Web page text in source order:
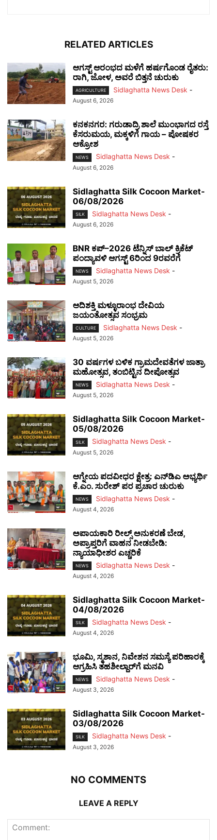
RELATED ARTICLES
ಆಗಸ್ಟ್ ಆರಂಭದ ಮಳೆಗೆ ಹರ್ಷಗೊಂಡ ರೈತರು:
ರಾಗಿ, ಜೋಳ, ಅವರೆ ಬಿತ್ತನೆ ಚುರುಕು
AGRICULTURE Sidlaghatta News Desk -
August 6, 2026
ಕನಕನಗರ: ಗರುಡಾದ್ರಿ ಶಾಲೆ ಮುಂಭಾಗದ ರಸ್ತೆ
ಕೆಸರುಮಯ, ಮಕ್ಕಳಿಗೆ ಗಾಯ – ಪೋಷಕರ
ಆಕ್ರೋಶ
NEWS Sidlaghatta News Desk -
August 6, 2026
Sidlaghatta Silk Cocoon Market-
06/08/2026
SILK Sidlaghatta News Desk -
August 6, 2026
BNR ಕಪ್–2026 ಟೆನ್ನಿಸ್ ಬಾಲ್ ಕ್ರಿಕೆಟ್
ಪಂದ್ಯಾವಳಿ ಆಗಸ್ಟ್ 6ರಿಂದ 9ರವರೆಗೆ
NEWS Sidlaghatta News Desk -
August 5, 2026
ಆದಿಶಕ್ತಿ ಮಳ್ಳೂರಾಂಭ ದೇವಿಯ
ಜಯಂತೋತ್ಸವ ಸಂಭ್ರಮ
CULTURE Sidlaghatta News Desk -
August 5, 2026
30 ವರ್ಷಗಳ ಬಳಿಕ ಗ್ರಾಮದೇವತೆಗಳ ಜಾತ್ರಾ
ಮಹೋತ್ಸವ, ತಂಬಿಟ್ಟಿನ ದೀಪೋತ್ಸವ
NEWS Sidlaghatta News Desk -
August 5, 2026
Sidlaghatta Silk Cocoon Market-
05/08/2026
SILK Sidlaghatta News Desk -
August 5, 2026
ಆಗ್ನೇಯ ಪದವೀಧರ ಕ್ಷೇತ್ರ: ಎನ್‌ಡಿಎ ಅಭ್ಯರ್ಥಿ
ಕೆ.ಎಂ. ಸುರೇಶ್ ಪರ ಪ್ರಚಾರ ಚುರುಕು
NEWS Sidlaghatta News Desk -
August 4, 2026
ಅಪಾಯಕಾರಿ ರೀಲ್ಸ್ ಅನುಕರಣೆ ಬೇಡ,
ಅಪ್ರಾಪ್ತರಿಗೆ ವಾಹನ ನೀಡಬೇಡಿ:
ನ್ಯಾಯಾಧೀಶರ ಎಚ್ಚರಿಕೆ
NEWS Sidlaghatta News Desk -
August 4, 2026
Sidlaghatta Silk Cocoon Market-
04/08/2026
SILK Sidlaghatta News Desk -
August 4, 2026
ಭೂಮಿ, ಸ್ಮಶಾನ, ನಿವೇಶನ ಸಮಸ್ಯೆ ಪರಿಹಾರಕ್ಕೆ
ಆಗ್ರಹಿಸಿ ತಹಶೀಲ್ದಾರ್‌ಗೆ ಮನವಿ
NEWS Sidlaghatta News Desk -
August 3, 2026
Sidlaghatta Silk Cocoon Market-
03/08/2026
SILK Sidlaghatta News Desk -
August 3, 2026
NO COMMENTS
LEAVE A REPLY